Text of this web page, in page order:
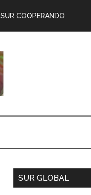
SUR COOPERANDO
SUR GLOBAL